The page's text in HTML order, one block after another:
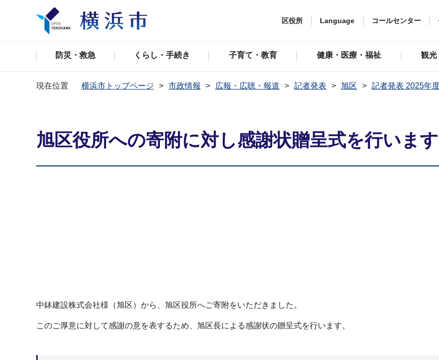
区役所 Language コールセンター
防災・救急 くらし・手続き 子育て・教育 健康・医療・福祉 観光
現在位置 横浜市トップページ 市政情報 広報・広聴・報道 記者発表 旭区 記者発表 2025年
旭区役所への寄附に対し感謝状贈呈式を行います
中鉢建設株式会社様（旭区）から、旭区役所へご寄附をいただきました。
このご厚意に対して感謝の意を表するため、旭区長による感謝状の贈呈式を行います。